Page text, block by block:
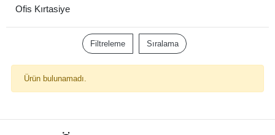
Ofis Kırtasiye
Filtreleme Sıralama
Ürün bulunamadı.